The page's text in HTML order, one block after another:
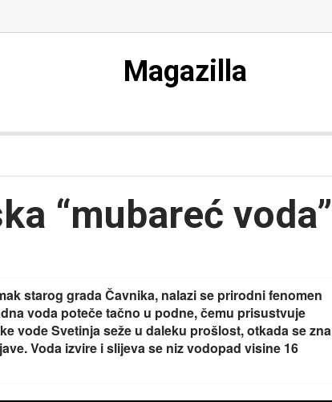
Magazilla
“mubareć voda”
starog grada Čavnika, nalazi se prirodni fenomen
voda poteče tačno u podne, čemu prisustvuje
vode Svetinja seže u daleku prošlost, otkada se zna
Voda izvire i slijeva se niz vodopad visine 16